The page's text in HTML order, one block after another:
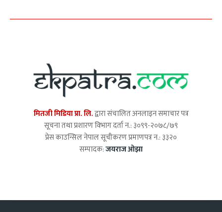
मितजी मिडिया प्रा. लि.द्वारा संचालित अनलाइन समाचार पत्र
सूचना तथा प्रशारण विभाग दर्ता न.: ३०९९-२०७८/७९
प्रेस काउन्सिल नेपाल सूचीकरण प्रमाणपत्र न.: ३३२०
सम्पादक:जयराज ओझा